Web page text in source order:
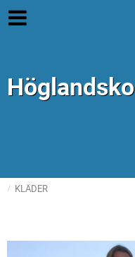
KLÄDER